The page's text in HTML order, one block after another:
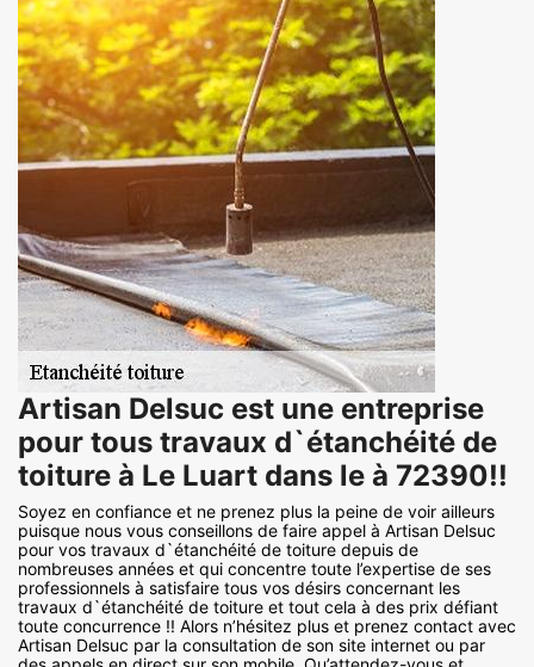
Artisan Delsuc est une entreprise
pour tous travaux d`étanchéité de
toiture à Le Luart dans le à 72390!!
Soyez en confiance et ne prenez plus la peine de voir ailleurs
puisque nous vous conseillons de faire appel à Artisan Delsuc
pour vos travaux d`étanchéité de toiture depuis de
nombreuses années et qui concentre toute l’expertise de ses
professionnels à satisfaire tous vos désirs concernant les
travaux d`étanchéité de toiture et tout cela à des prix défiant
toute concurrence !! Alors n’hésitez plus et prenez contact avec
Artisan Delsuc par la consultation de son site internet ou par